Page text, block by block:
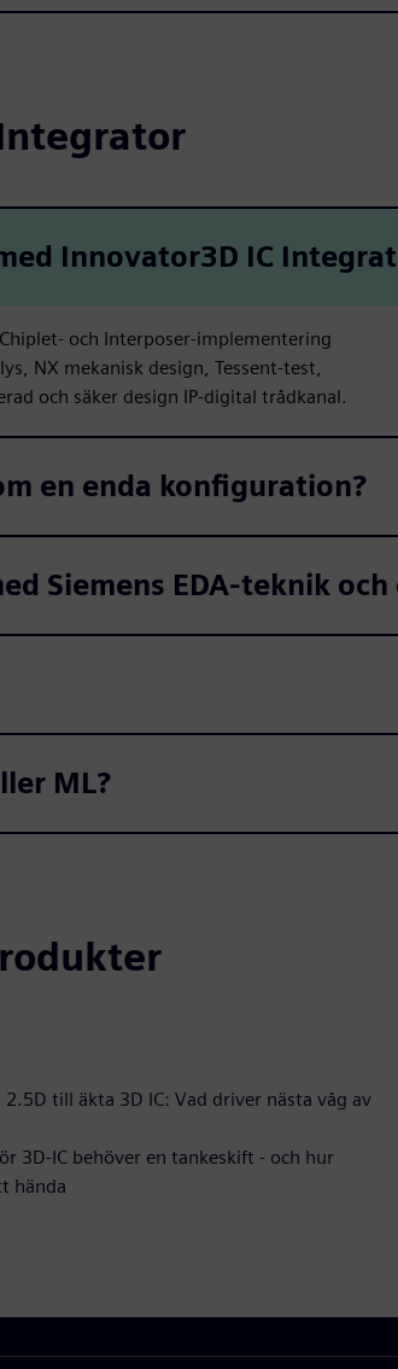
Innovator3D IC
och Interposer-implementering
NX mekanisk design, Tessent-test,
och säker design IP-digital trådkanal.
en enda konfiguration?
Siemens EDA-teknik
ML?
2.5D till äkta 3D IC: Vad driver nästa våg av
3D-IC behöver en tankeskift - och hur
hända